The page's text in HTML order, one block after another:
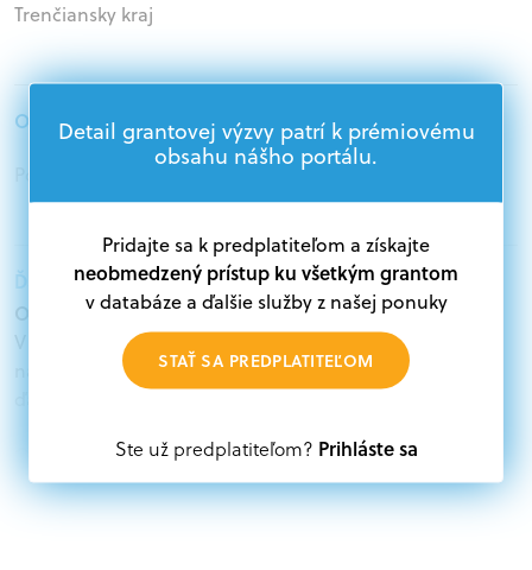
Trenčiansky kraj
Oprávnení žiadatelia:
Ďalšie informácie:
Oprávnení žiadatelia:
V databáze grantov a dotácií na portáli Grantexpert.sk
nájdete aktuálne výzvy z eurofondov, plánu obnovy a
Oprávnení partneri:
Akákoľvek právnická osoba, t. j. verejný alebo súkromný
subjekt, komerčný alebo nekomerčný, ako aj
Detail grantovej výzvy patrí k prémiovému
obsahu nášho portálu.
Pridajte sa k predplatiteľom a získajte
neobmedzený prístup ku všetkým grantom
v databáze a ďalšie služby z našej ponuky
STAŤ SA PREDPLATITEĽOM
Ste už predplatiteľom? Prihláste sa